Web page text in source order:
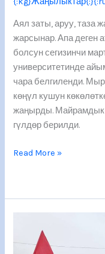
Аял заты, аруу, таза
жарсынар. Апа деген
болсун сегизинчи
университетинде
чара белгиленди.
көңүл кушун
жаңырды. Майрамдык
гүлдөр берилди.
Read More »
Кыргыз